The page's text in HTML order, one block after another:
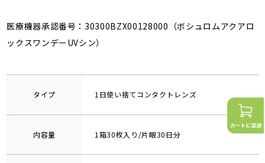
医療機器承認番号：30300BZX00128000（ボシュロムアクアロ
ックスワンデーUVシン）
タイプ 1日使い捨てコンタクトレンズ
内容量 1箱30枚入り/片眼30日分